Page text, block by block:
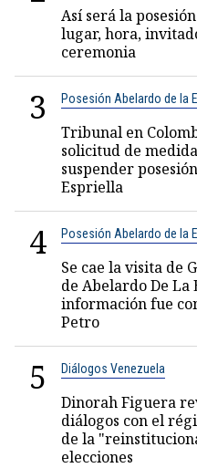
Así será la
lugar, hora,
ceremonia
3 Posesión Abelardo de la
Tribunal en
solicitud de
suspender
Espriella
4 Posesión Abelardo de la
Se cae la visita de
de Abelardo De
información fue
Petro
5 Diálogos Venezuela
Dinorah Figuera
diálogos con el
de la
elecciones